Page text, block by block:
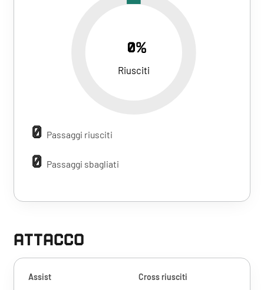
0%
Riusciti
0 Passaggi riusciti
0 Passaggi sbagliati
ATTACCO
Assist Cross riusciti